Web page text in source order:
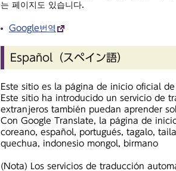
는 페이지도 있습니다.
Google번역
Español（スペイン語）
Este sitio es la página de inicio oficial
Este sitio ha introducido un servicio de
extranjeros también puedan aprender
Con Google Translate, la página de
coreano, español, portugués, tagalo,
quechua, indonesio mongol, birmano
(Nota) Los servicios de traducción